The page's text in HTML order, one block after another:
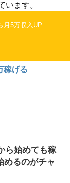
います。
月5万収入UP
る
ら始めても稼
めるのがチャ